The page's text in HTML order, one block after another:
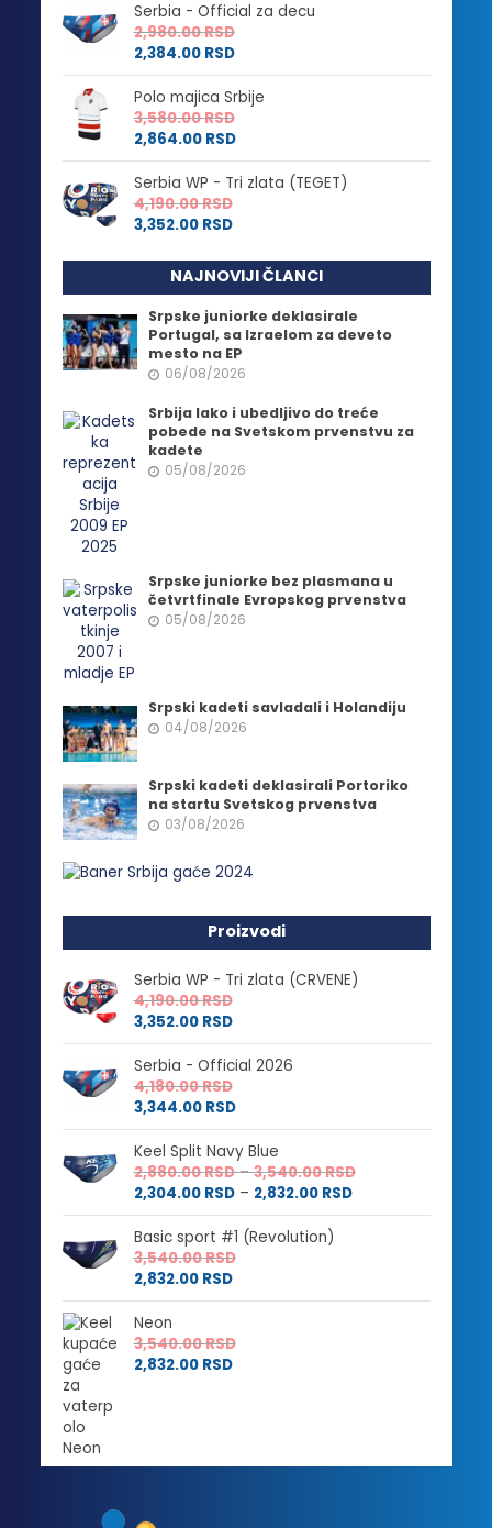
Serbia - Official za decu
2,980.00RSD
2,384.00 RSD
Polo majica Srbije
3,580.00RSD
2,864.00 RSD
Serbia WP - Tri zlata (TEGET)
4,190.00RSD
3,352.00 RSD
NAJNOVIJI ČLANCI
Srpske juniorke deklasirale
Portugal, sa Izraelom za deveto
mesto na EP
06/08/2026
Srbija lako i ubedljivo do treće
pobede na Svetskom prvenstvu za
kadete
05/08/2026
Srpske juniorke bez plasmana u
četvrtfinale Evropskog prvenstva
05/08/2026
Srpski kadeti savladali i Holandiju
04/08/2026
Srpski kadeti deklasirali Portoriko
na startu Svetskog prvenstva
03/08/2026
Proizvodi
Serbia WP - Tri zlata (CRVENE)
4,190.00RSD
3,352.00 RSD
Serbia - Official 2026
4,180.00RSD
3,344.00 RSD
Keel Split Navy Blue
2,880.00RSD – 3,540.00RSDRaspon
od
2,304.00 RSD – 2,832.00 RSDRaspon
cena:
2,832.00 RSD
Basic sport #1 (Revolution)
3,540.00RSD
2,832.00 RSD
Neon
3,540.00RSD
2,832.00 RSD